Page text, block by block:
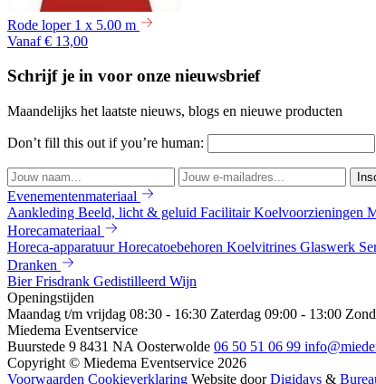
Rode loper 1 x 5.00 m
Vanaf € 13,00
Schrijf je in voor onze nieuwsbrief
Maandelijks het laatste nieuws, blogs en nieuwe producten
Don’t fill this out if you’re human:
Evenementenmateriaal
Aankleding Beeld, licht & geluid FacilitairKoelvoorzieningen
Horecamateriaal
Horeca-apparatuurHorecatoebehoren Koelvitrines Glaswerk
Dranken
BierFrisdrank Gedistilleerd Wijn
Openingstijden
Maandag t/m vrijdag 08:30 - 16:30 Zaterdag 09:00 - 13:00
Miedema Eventservice
Buurstede 9 8431 NA Oosterwolde 06 50 51 06 99
Copyright © Miedema Eventservice 2026
Voorwaarden Cookieverklaring Website doorDigidays &